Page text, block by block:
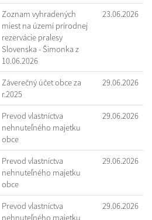
Zoznam vyhradených
miest na území prírodnej
rezervácie pralesy
Slovenska - Šimonka z
10.06.2026
23.06.2026
Záverečný účet obce za
r.2025
29.06.2026
Prevod vlastníctva
nehnuteľného majetku
obce
29.06.2026
Prevod vlastníctva
nehnuteľného majetku
obce
29.06.2026
Prevod vlastníctva
nehnuteľného majetku
29.06.2026